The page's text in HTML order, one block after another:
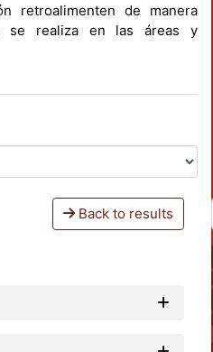
retroalimenten de manera
se realiza en las áreas y
Back to results